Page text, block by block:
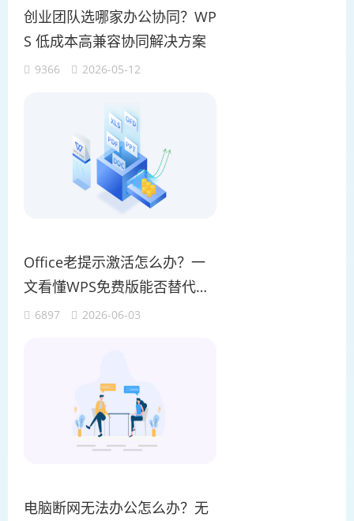
创业团队选哪家办公协同？WP
S 低成本高兼容协同解决方案
9366 2026-05-12
Office老提示激活怎么办？一
文看懂WPS免费版能否替代W
ord解决日常办公
6897 2026-06-03
电脑断网无法办公怎么办？无